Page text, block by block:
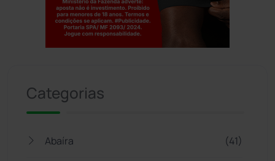
Categorias
Abaíra (41)